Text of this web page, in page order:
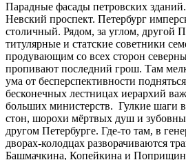
Парадные фасады петровских
Невский проспект. Петербург
столичный. Рядом, за углом, другой
титулярные и статские советники
продувающим со всех сторон
пропивают последний грош. Там
ума от бесперспективности
бесконечных лестницах иерархий
больших министерств. Гулкие шаги
стон, шорохи мёртвых душ и
другом Петербурге. Где-то там, в
дворах-колодцах разворачиваются
Башмачкина, Копейкина и